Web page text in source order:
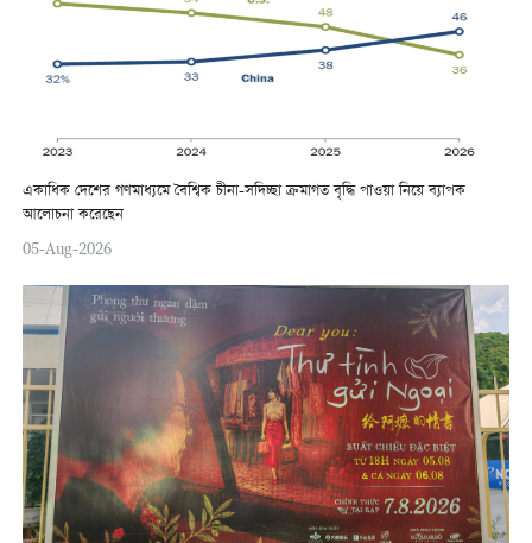
একাধিক দেশের গণমাধ্যমে বৈশ্বিক চীনা-সদিচ্ছা ক্রমাগত বৃদ্ধি পাওয়া নিয়ে ব্যাপক
আলোচনা করেছেন
05-Aug-2026